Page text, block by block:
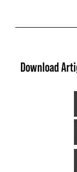
Download